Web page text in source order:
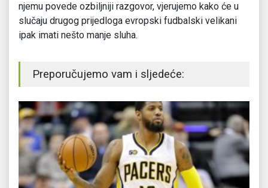
njemu povede ozbiljniji razgovor, vjerujemo kako će u
slučaju drugog prijedloga evropski fudbalski velikani
ipak imati nešto manje sluha.
Preporučujemo vam i sljedeće: